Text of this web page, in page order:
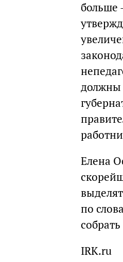
больше
должны
Елена
по
IRK.ru